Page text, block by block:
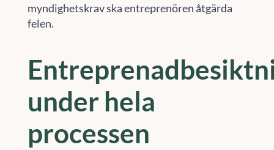
myndighetskrav ska entreprenören åtgärda
felen.
under hela
processen